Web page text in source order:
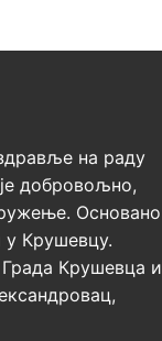
на раду
добровољно,
Основано
у Крушевцу.
Крушевца и